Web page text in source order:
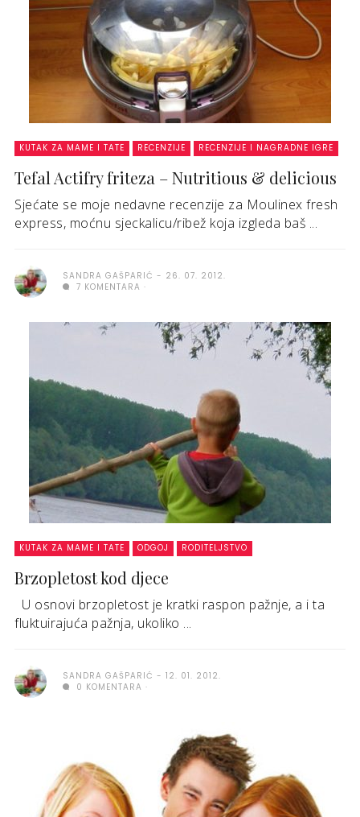
KUTAK ZA MAME I TATE RECENZIJE RECENZIJE I NAGRADNE IGRE
Tefal Actifry friteza – Nutritious & delicious
Sjećate se moje nedavne recenzije za Moulinex fresh
express, moćnu sjeckalicu/ribež koja izgleda baš ...
SANDRA GAŠPARIĆ
26. 07. 2012.
7 KOMENTARA
KUTAK ZA MAME I TATE ODGOJ RODITELJSTVO
Brzopletost kod djece
U osnovi brzopletost je kratki raspon pažnje, a i ta
fluktuirajuća pažnja, ukoliko ...
SANDRA GAŠPARIĆ
12. 01. 2012.
0 KOMENTARA